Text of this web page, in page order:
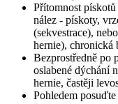
Přítomnost
nález - pískoty,
(sekvestrace),
hernie), chronická
Bezprostředně po
oslabené dýchání
hernie, častěji
Pohledem